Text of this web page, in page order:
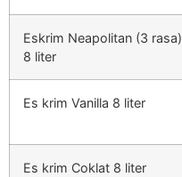
Eskrim Neapolitan (3 rasa)
8 liter
Es krim Vanilla 8 liter
Es krim Coklat 8 liter